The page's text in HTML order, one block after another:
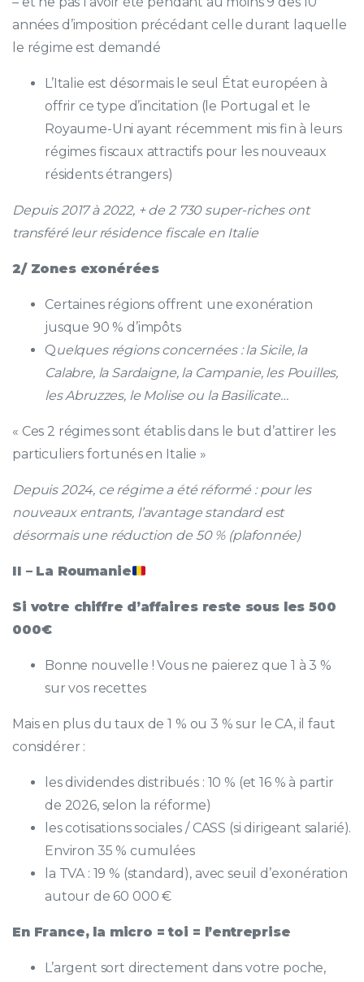
années d’imposition précédant celle durant laquelle
le régime est demandé
L’Italie est désormais le seul État européen à
offrir ce type d’incitation (le Portugal et le
Royaume-Uni ayant récemment mis fin à leurs
régimes fiscaux attractifs pour les nouveaux
résidents étrangers)
Depuis 2017 à 2022, + de 2 730 super-riches ont
transféré leur résidence fiscale en Italie
2/ Zones exonérées
Certaines régions offrent une exonération
jusque 90 % d’impôts
Quelques régions concernées : la Sicile, la
Calabre, la Sardaigne, la Campanie, les Pouilles,
les Abruzzes, le Molise ou la Basilicate…
« Ces 2 régimes sont établis dans le but d’attirer les
particuliers fortunés en Italie »
Depuis 2024, ce régime a été réformé : pour les
nouveaux entrants, l’avantage standard est
désormais une réduction de 50 % (plafonnée)
II – La Roumanie
Si votre chiffre d’affaires reste sous les 500
000€
Bonne nouvelle ! Vous ne paierez que 1 à 3 %
sur vos recettes
Mais en plus du taux de 1 % ou 3 % sur le CA, il faut
considérer :
les dividendes distribués : 10 % (et 16 % à partir
de 2026, selon la réforme)
les cotisations sociales / CASS (si dirigeant salarié).
Environ 35 % cumulées
la TVA : 19 % (standard), avec seuil d’exonération
autour de 60 000 €
En France, la micro = toi = l’entreprise
L’argent sort directement dans votre poche,